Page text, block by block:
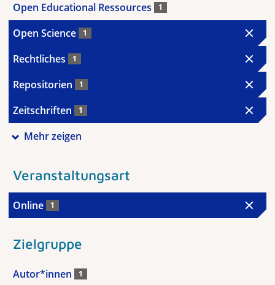
Open Educational Ressources 1
Open Science 1
Rechtliches 1
Repositorien 1
Zeitschriften 1
Mehr zeigen
Veranstaltungsart
Online 1
Zielgruppe
Autor*innen 1